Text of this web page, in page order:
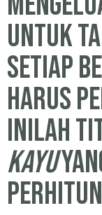
untuk
setiap
harus
Inilah
kayu